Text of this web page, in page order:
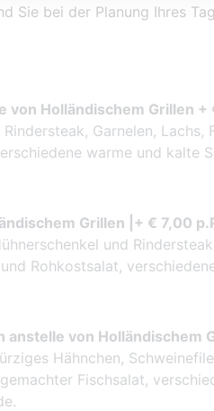
Sie bei der Planung Ihres
von Holländischem Grillen
Garnelen,
warme und kalte
Grillen |+ € 7,00
und
Rohkostsalat,
anstelle von Holländischem
Hähnchen,
Fischsalat,